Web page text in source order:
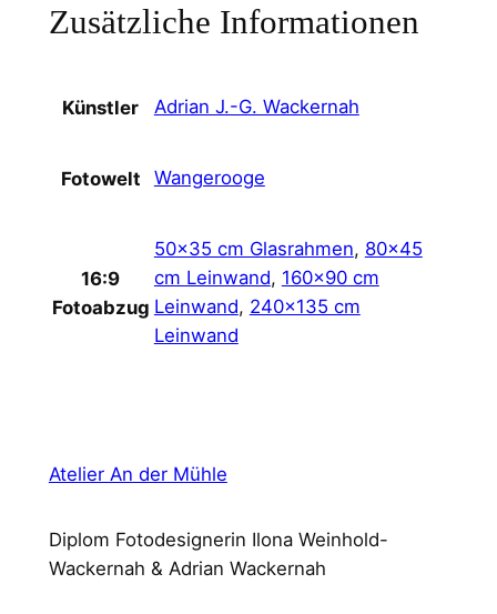
S
e
e
Zusätzliche Informationen
Künstler Adrian J.-G. Wackernah
Fotowelt Wangerooge
16:9
Fotoabzug
50×35 cm Glasrahmen, 80×45
cm Leinwand, 160×90 cm
Leinwand, 240×135 cm
Leinwand
Atelier An der Mühle
Diplom Fotodesignerin Ilona Weinhold-
Wackernah & Adrian Wackernah